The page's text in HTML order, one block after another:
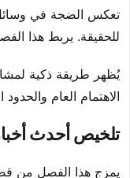
تعكس الضجة في وسائل
للحقيقة. يربط هذا
يُظهر طريقة ذكية
الاهتمام العام
تلخيص أحدث أخبار
يمزج هذا الفصل من قصة